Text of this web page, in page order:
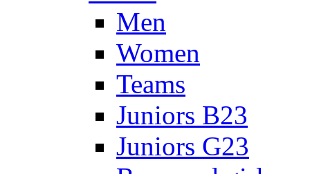
Men
Women
Teams
Juniors B23
Juniors G23